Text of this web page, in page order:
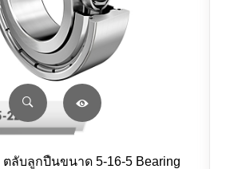
ตลับลูกปืนขนาด 5-16-5 Bearing